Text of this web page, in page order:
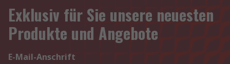
Exklusiv für Sie unsere neuesten
Produkte und Angebote
E-Mail-Anschrift